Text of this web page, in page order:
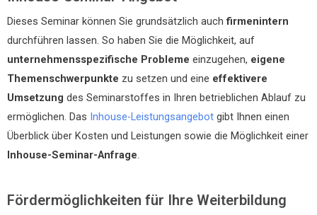
Dieses Seminar können Sie grundsätzlich auchfirmenintern
durchführen lassen. So haben Sie die Möglichkeit, auf
unternehmensspezifische Probleme einzugehen, eigene
Themenschwerpunkte zu setzen und eine effektivere
Umsetzung des Seminarstoffes in Ihren betrieblichen Ablauf zu
ermöglichen. Das Inhouse-Leistungsangebot gibt Ihnen einen
Überblick über Kosten und Leistungen sowie die Möglichkeit einer
Inhouse-Seminar-Anfrage.
Fördermöglichkeiten für Ihre Weiterbildung